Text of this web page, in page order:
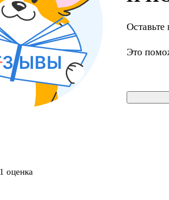
Это
1 оценка